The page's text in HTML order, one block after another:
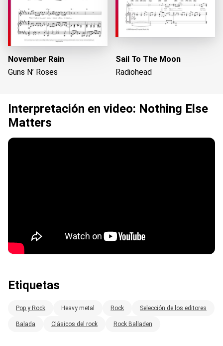
Cargando...
November Rain
Guns N’ Roses
Sail To The Moon
Radiohead
Interpretación en video: Nothing Else
Matters
Etiquetas
Pop y Rock Heavy metal Rock Selección de los editores
Balada Clásicos del rock Rock Balladen